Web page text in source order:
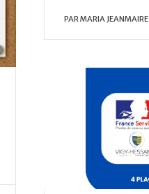
PAR MARIA JEANMAIRE